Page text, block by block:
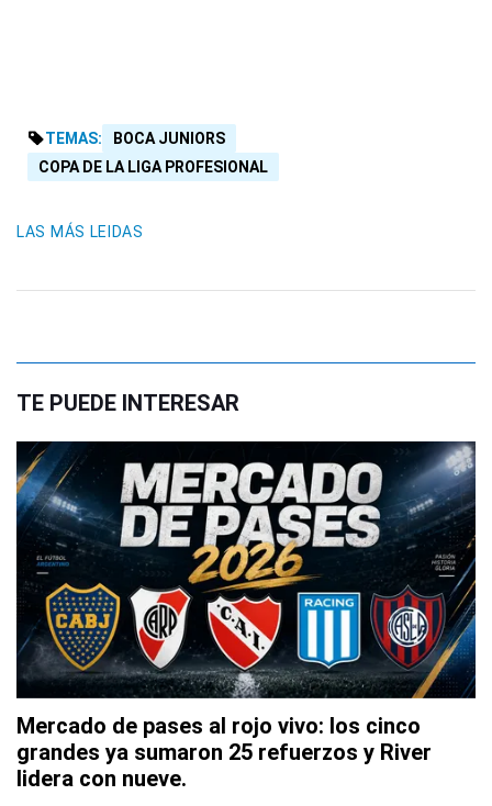
TEMAS:
BOCA JUNIORS
COPA DE LA LIGA PROFESIONAL
LAS MÁS LEIDAS
TE PUEDE INTERESAR
Mercado de pases al rojo vivo: los cinco
grandes ya sumaron 25 refuerzos y River
lidera con nueve.